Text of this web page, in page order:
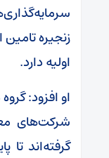
زنجیره
اولیه دارد.
او افزود:
شرکت‌های
گرفته‌اند تا